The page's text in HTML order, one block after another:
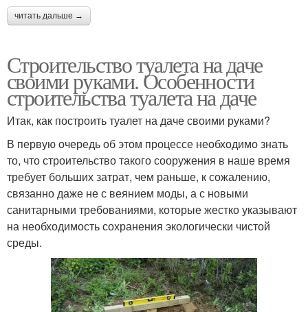
читать дальше →
Строительство туалета на даче
своими руками. Особенности
строительства туалета на даче
Итак, как построить туалет на даче своими руками?
В первую очередь об этом процессе необходимо знать
то, что строительство такого сооружения в наше время
требует больших затрат, чем раньше, к сожалению,
связанно даже не с веянием моды, а с новыми
санитарными требованиями, которые жестко указывают
на необходимость сохранения экологически чистой
среды.